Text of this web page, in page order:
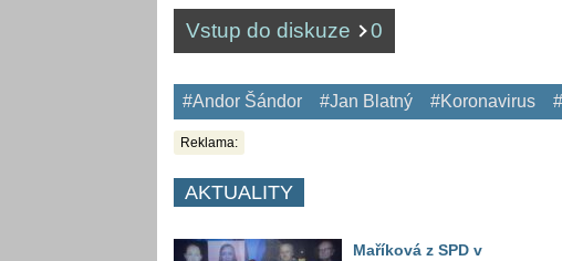
Vstup do diskuze 0
#Andor Šándor #Jan Blatný #Koronavirus
Reklama:
AKTUALITY
Maříková z SPD v